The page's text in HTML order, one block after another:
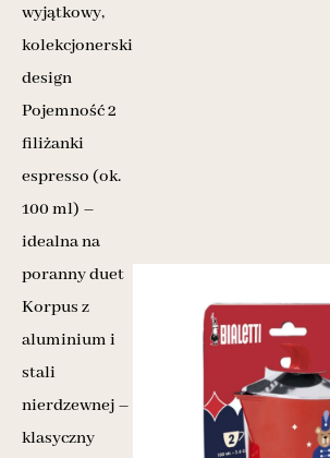
wyjątkowy,
kolekcjonerski
design
Pojemność 2
filiżanki
espresso (ok.
100 ml) –
idealna na
poranny duet
Korpus z
aluminium i
stali
nierdzewnej –
klasyczny